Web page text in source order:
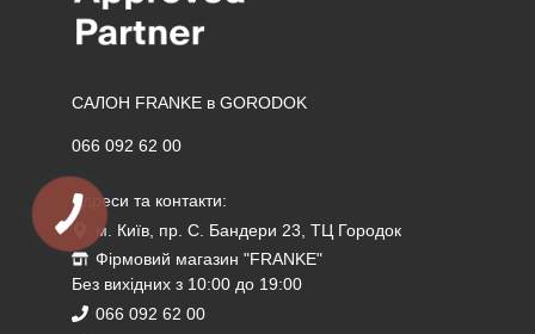
САЛОН FRANKE в GORODOK
066 092 62 00
Адреси та контакти:
м. Київ, пр. С. Бандери 23, ТЦ Городок
Фірмовий магазин "FRANKE"
Без вихідних з 10:00 до 19:00
066 092 62 00